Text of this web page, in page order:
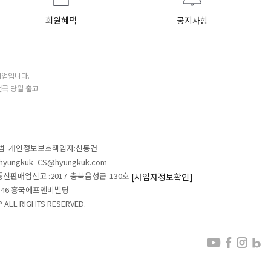
회원혜택 공지사항
입니다.
당일 출고
개인정보보호책임자:신동건
판매업신고 :2017-충북음성군-130호 [사업자정보확인]
흥국에프엔비빌딩
RIGHTS RESERVED.